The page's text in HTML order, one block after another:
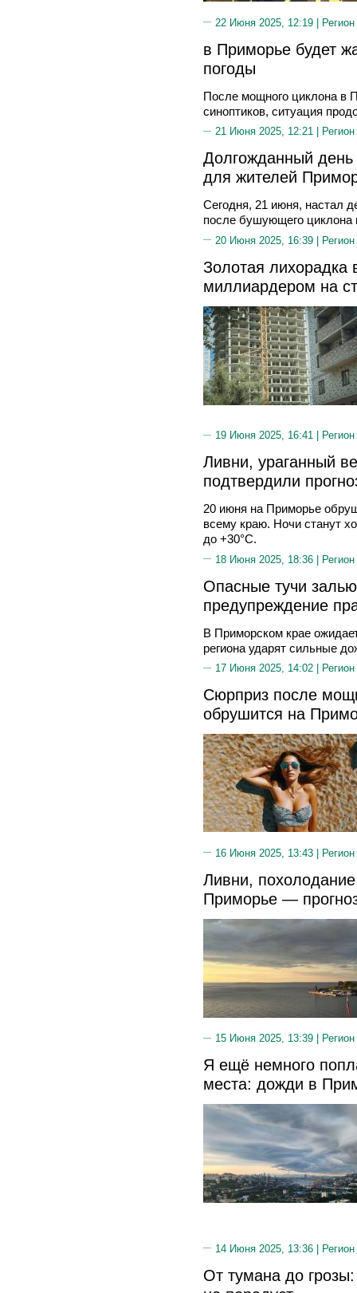
22 Июня 2025, 12:19 |
в Приморье будет
погоды
После мощного циклона в
синоптиков, ситуация
21 Июня 2025, 12:21 |
Долгожданный день
для жителей
Сегодня, 21 июня, настал
после бушующего циклона
20 Июня 2025, 16:39 |
Золотая лихорадка
миллиардером на
19 Июня 2025, 16:41 |
Ливни, ураганный
подтвердили
20 июня на Приморье
всему краю. Ночи станут
до +30°C.
18 Июня 2025, 18:36 |
Опасные тучи
предупреждение
В Приморском крае
региона ударят сильные
17 Июня 2025, 14:02 |
Сюрприз после
обрушится на
16 Июня 2025, 13:43 |
Ливни,
Приморье —
15 Июня 2025, 13:39 |
Я ещё немного
места: дожди в
14 Июня 2025, 13:36 |
От тумана до